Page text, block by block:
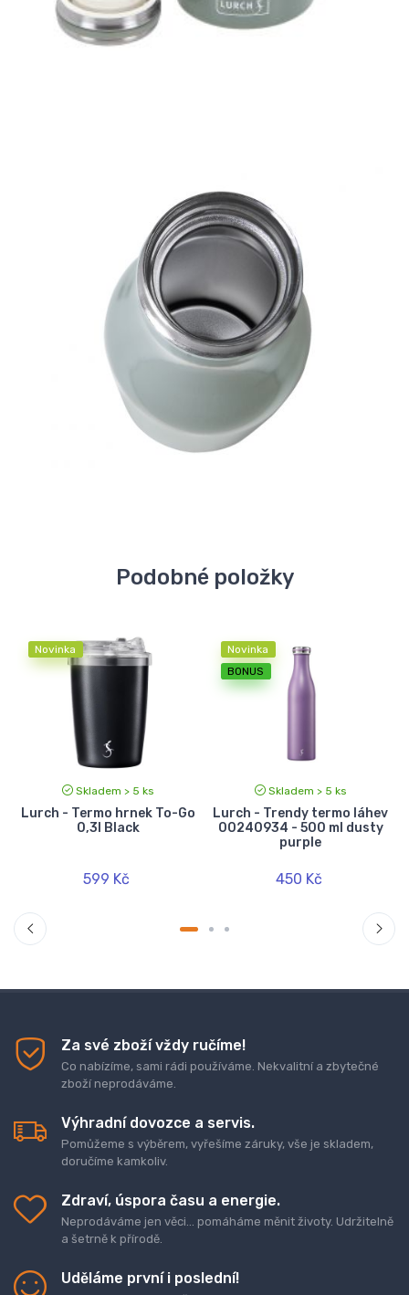
Podobné položky
Novinka
Skladem > 5 ks
Lurch - Termo hrnek To-Go
0,3l Black
599 Kč
Novinka
BONUS
Skladem > 5 ks
Lurch - Trendy termo láhev
00240934 - 500 ml dusty
purple
450 Kč
Za své zboží vždy ručíme!
Co nabízíme, sami rádi používáme. Nekvalitní a zbytečné
zboží neprodáváme.
Výhradní dovozce a servis.
Pomůžeme s výběrem, vyřešíme záruky, vše je skladem,
doručíme kamkoliv.
Zdraví, úspora času a energie.
Neprodáváme jen věci... pomáháme měnit životy. Udržitelně
a šetrně k přírodě.
Uděláme první i poslední!